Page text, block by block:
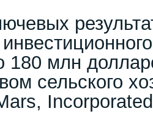
180 млн
сельского